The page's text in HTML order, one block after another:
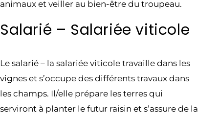
animaux et veiller au bien-être du troupeau.
Salarié – Salariée viticole
Le salarié – la salariée viticole travaille dans les
vignes et s’occupe des différents travaux dans
les champs. Il/elle prépare les terres qui
serviront à planter le futur raisin et s’assure de la